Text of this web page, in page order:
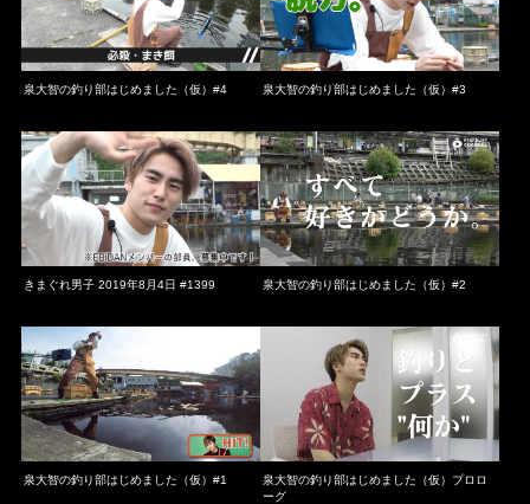
泉大智の釣り部はじめました（仮）#4 泉大智の釣り部はじめました（仮）#3
きまぐれ男子 2019年8月4日 #1399 泉大智の釣り部はじめました（仮）#2
泉大智の釣り部はじめました（仮）#1
泉大智の釣り部はじめました（仮）プロロ
ーグ